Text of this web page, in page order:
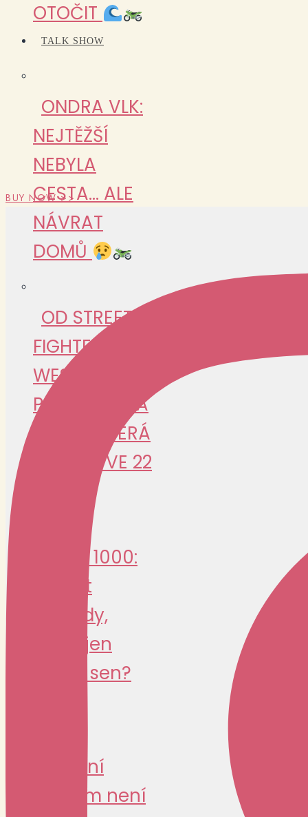
OTOČIT
TALK SHOW
ONDRA VLK:
NEJTĚŽŠÍ
NEBYLA
CESTA… ALE
NÁVRAT
DOMŮ
OD STREET
FIGHTERŮ PO
WESTWERK:
PEPA GUŽÍK A
CESTA, KTERÁ
ZAČALA VE 22
Jawa 1000:
návrat
legendy,
nebo jen
drahý sen?
Legální
custom není
BUY NOW >>